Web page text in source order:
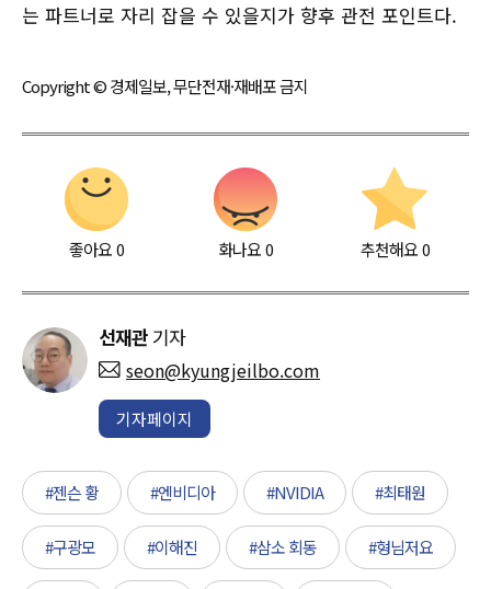
는 파트너로 자리 잡을 수 있을지가 향후 관전 포인트다.
Copyright © 경제일보, 무단전재·재배포 금지
좋아요0 화나요0 추천해요 0
선재관 기자
seon@kyungjeilbo.com
기자페이지
#젠슨 황 #엔비디아 #NVIDIA #최태원
#구광모 #이해진 #삼소 회동 #형님저요